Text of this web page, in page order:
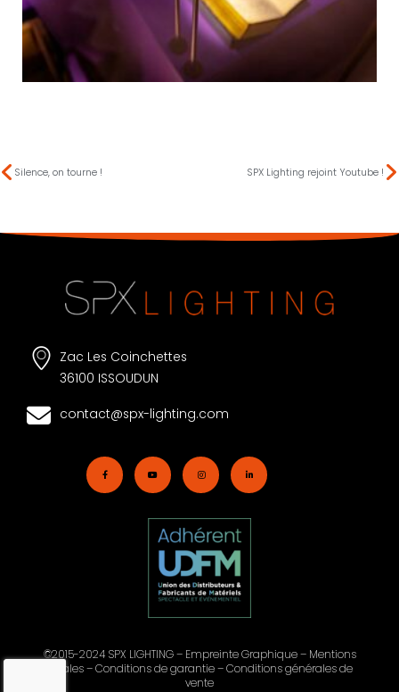
Silence, on tourne ! SPX Lighting rejoint Youtube !
Zac Les Coinchettes
36100 ISSOUDUN
contact@spx-lighting.com
©2015-2024 SPX LIGHTING – Empreinte Graphique – Mentions
légales–Conditions de garantie–Conditions générales de
vente